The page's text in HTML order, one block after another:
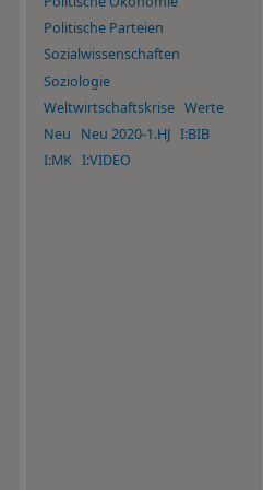
Politische Parteien
Sozialwissenschaften
Soziologie
Weltwirtschaftskrise Werte
Neu
Neu 2020-1.HJ I:BIB
I:MK I:VIDEO